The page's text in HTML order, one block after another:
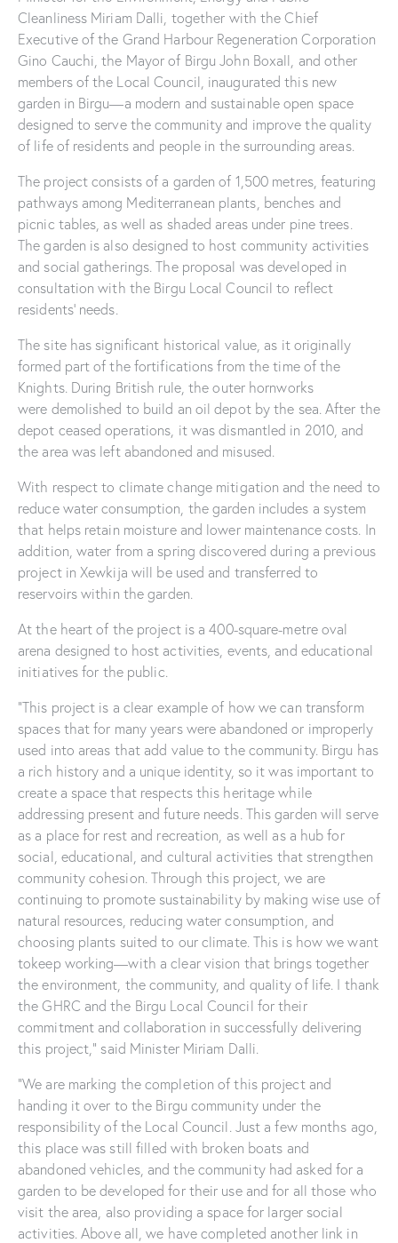
Cleanliness Miriam Dalli, together with the Chief
Executive of the Grand Harbour Regeneration Corporation
Gino Cauchi, the Mayor of Birgu John Boxall, and other
members of the Local Council, inaugurated this new
garden in Birgu—a modern and sustainable open space
designed to serve the community and improve the quality
of life of residents and people in the surrounding areas.
The project consists of a garden of 1,500 metres, featuring
pathways among Mediterranean plants, benches and
picnic tables, as well as shaded areas under pine trees.
The garden is also designed to host community activities
and social gatherings. The proposal was developed in
consultation with the Birgu Local Council to reflect
residents’ needs.
The site has significant historical value, as it originally
formed part of the fortifications from the time of the
Knights. During British rule, the outer hornworks
were demolished to build an oil depot by the sea. After the
depot ceased operations, it was dismantled in 2010, and
the area was left abandoned and misused.
With respect to climate change mitigation and the need to
reduce water consumption, the garden includes a system
that helps retain moisture and lower maintenance costs. In
addition, water from a spring discovered during a previous
project in Xewkija will be used and transferred to
reservoirs within the garden.
At the heart of the project is a 400-square-metre oval
arena designed to host activities, events, and educational
initiatives for the public.
“This project is a clear example of how we can transform
spaces that for many years were abandoned or improperly
used into areas that add value to the community. Birgu has
a rich history and a unique identity, so it was important to
create a space that respects this heritage while
addressing present and future needs. This garden will serve
as a place for rest and recreation, as well as a hub for
social, educational, and cultural activities that strengthen
community cohesion. Through this project, we are
continuing to promote sustainability by making wise use of
natural resources, reducing water consumption, and
choosing plants suited to our climate. This is how we want
tokeep working—with a clear vision that brings together
the environment, the community, and quality of life. I thank
the GHRC and the Birgu Local Council for their
commitment and collaboration in successfully delivering
this project,” said Minister Miriam Dalli.
“We are marking the completion of this project and
handing it over to the Birgu community under the
responsibility of the Local Council. Just a few months ago,
this place was still filled with broken boats and
abandoned vehicles, and the community had asked for a
garden to be developed for their use and for all those who
visit the area, also providing a space for larger social
activities. Above all, we have completed another link in